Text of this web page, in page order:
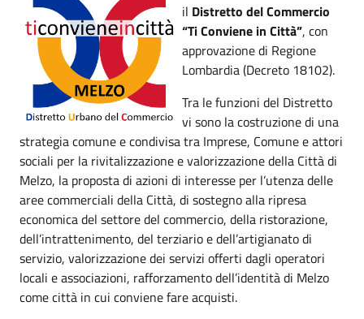
il Distretto del Commercio
“Ti Conviene in Città”, con
approvazione di Regione
Lombardia (Decreto 18102).
Tra le funzioni del Distretto
vi sono la costruzione di una
strategia comune e condivisa tra Imprese, Comune e attori
sociali per la rivitalizzazione e valorizzazione della Città di
Melzo, la proposta di azioni di interesse per l’utenza delle
aree commerciali della Città, di sostegno alla ripresa
economica del settore del commercio, della ristorazione,
dell’intrattenimento, del terziario e dell’artigianato di
servizio, valorizzazione dei servizi offerti dagli operatori
locali e associazioni, rafforzamento dell’identità di Melzo
come città in cui conviene fare acquisti.